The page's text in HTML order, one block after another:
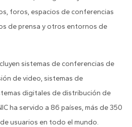
foros, espacios de conferencias
de prensa y otros entornos de
sistemas de conferencias de
de video, sistemas de
digitales de distribución de
ha servido a 86 países, más de 350
usuarios en todo el mundo.